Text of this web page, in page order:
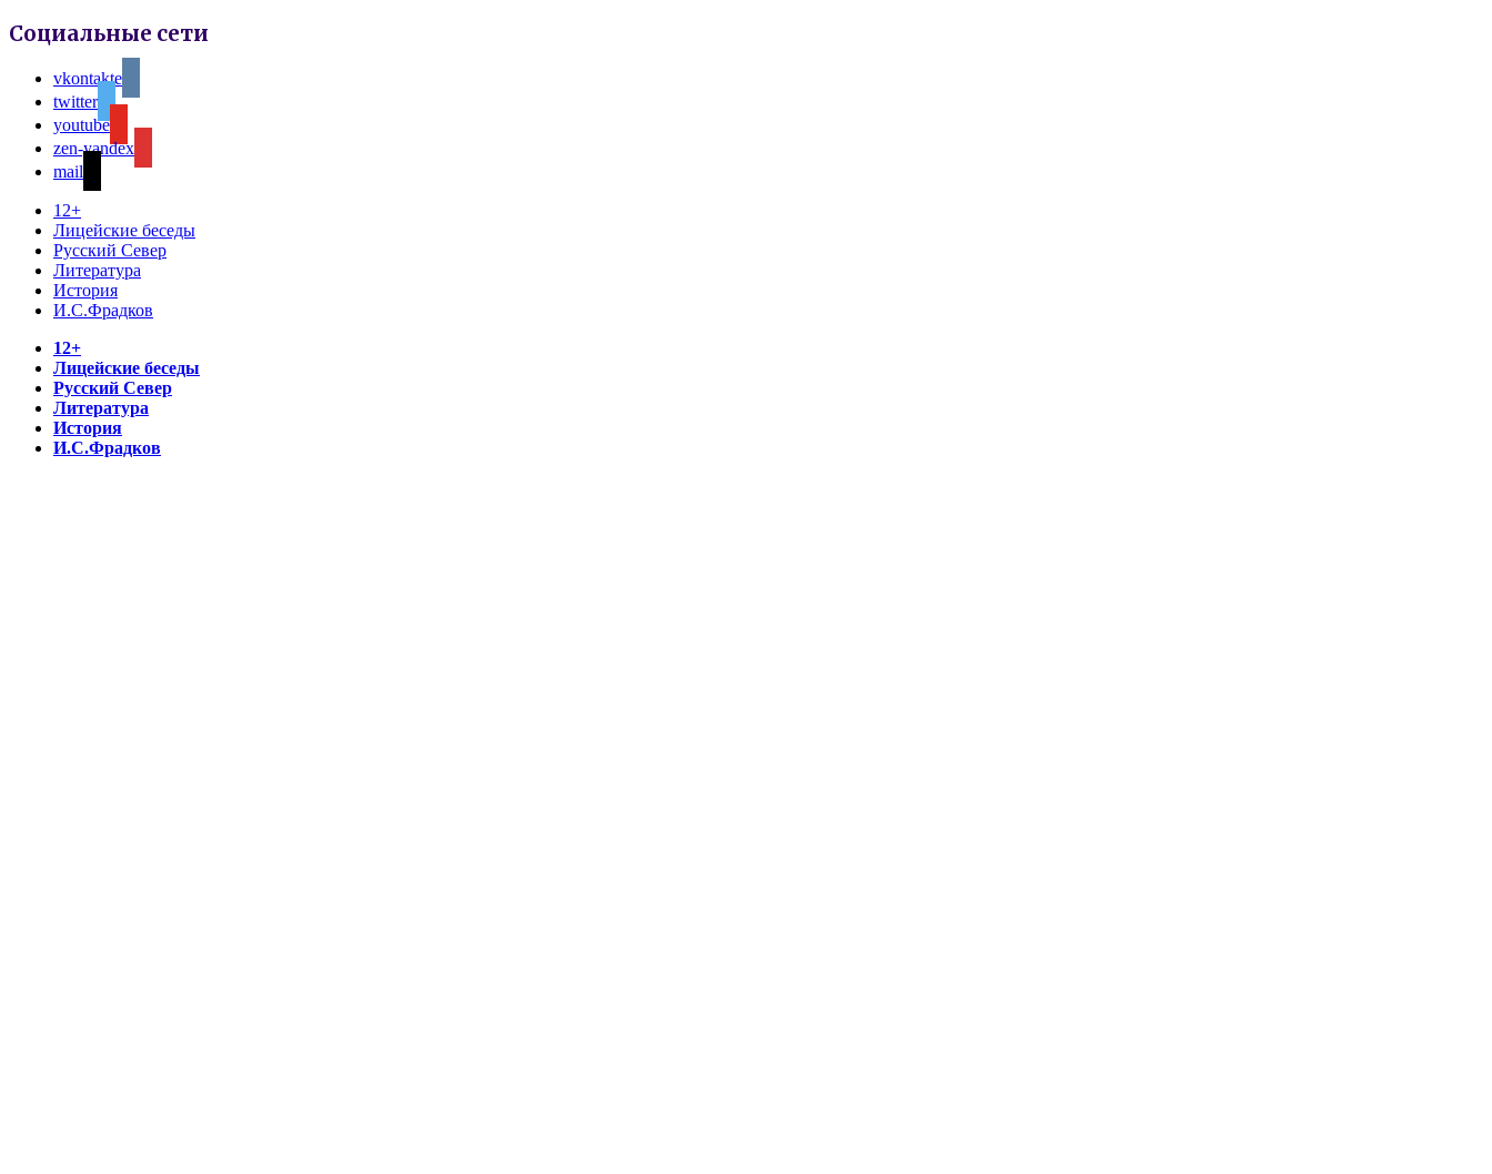
Социальные сети
vkontakte
twitter
youtube
zen-yandex
mail
12+
Лицейские беседы
Русский Север
Литература
История
И.С.Фрадков
12+
Лицейские беседы
Русский Север
Литература
История
И.С.Фрадков